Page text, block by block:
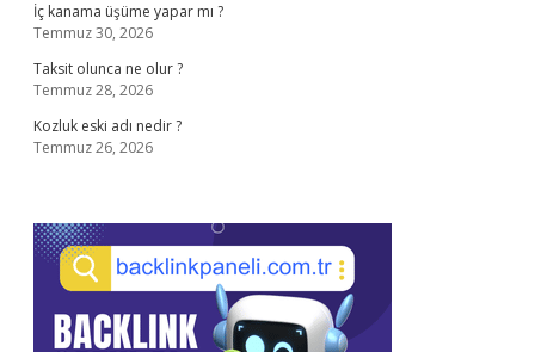
İç kanama üşüme yapar mı ?
Temmuz 30, 2026
Taksit olunca ne olur ?
Temmuz 28, 2026
Kozluk eski adı nedir ?
Temmuz 26, 2026